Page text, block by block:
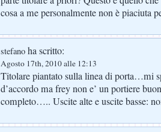
cosa a me personalmente non è piaciuta
stefano ha scritto:
Agosto 17th, 2010 alle 12:13
Titolare piantato sulla linea di porta…mi
d’accordo ma frey non e’ un portiere
completo….. Uscite alte e uscite basse: